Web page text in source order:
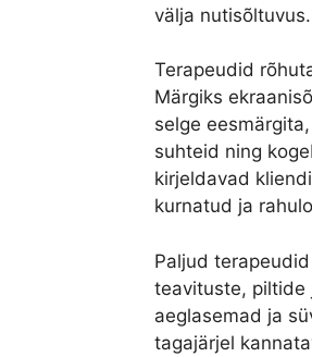
välja nutisõltuvus.
Terapeudid
Märgiks
selge
suhteid ning
kirjeldavad
kurnatud ja
Paljud
teavituste, piltide
aeglasemad ja
tagajärjel